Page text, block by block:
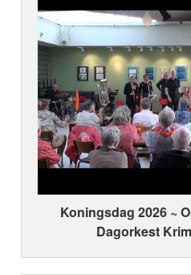
Koningsdag 2026 ~
Dagorkest